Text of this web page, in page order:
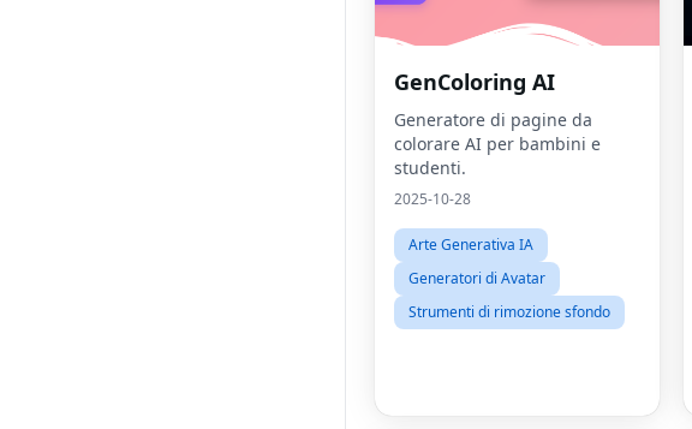
GenColoring AI
Generatore di pagine da
colorare AI per bambini e
studenti.
2025-10-28
Arte Generativa IA
Generatori di Avatar
Strumenti di rimozione sfondo